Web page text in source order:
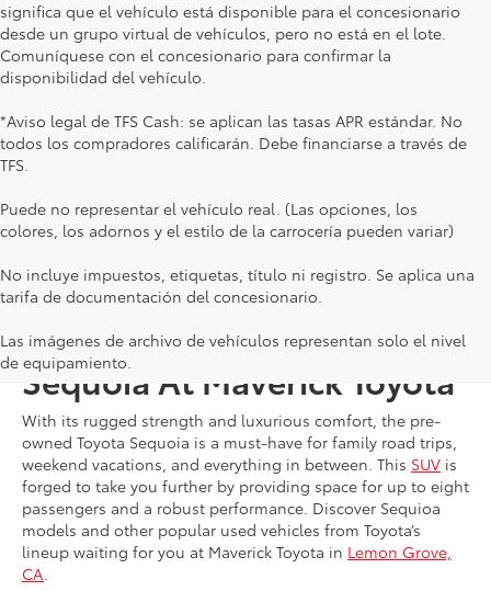
significa que el vehículo está disponible para el concesionario
desde un grupo virtual de vehículos, pero no está en el lote.
Comuníquese con el concesionario para confirmar la
disponibilidad del vehículo.
*Aviso legal de TFS Cash: se aplican las tasas APR estándar. No
todos los compradores calificarán. Debe financiarse a través de
TFS.
Puede no representar el vehículo real. (Las opciones, los
colores, los adornos y el estilo de la carrocería pueden variar)
No incluye impuestos, etiquetas, título ni registro. Se aplica una
tarifa de documentación del concesionario.
Las imágenes de archivo de vehículos representan solo el nivel
de equipamiento.
Shop for a Used Toyota
Sequoia At Maverick Toyota
With its rugged strength and luxurious comfort, the pre-
owned Toyota Sequoia is a must-have for family road trips,
weekend vacations, and everything in between. This SUV is
forged to take you further by providing space for up to eight
passengers and a robust performance. Discover Sequioa
models and other popular used vehicles from Toyota’s
lineup waiting for you at Maverick Toyota in Lemon Grove,
CA.